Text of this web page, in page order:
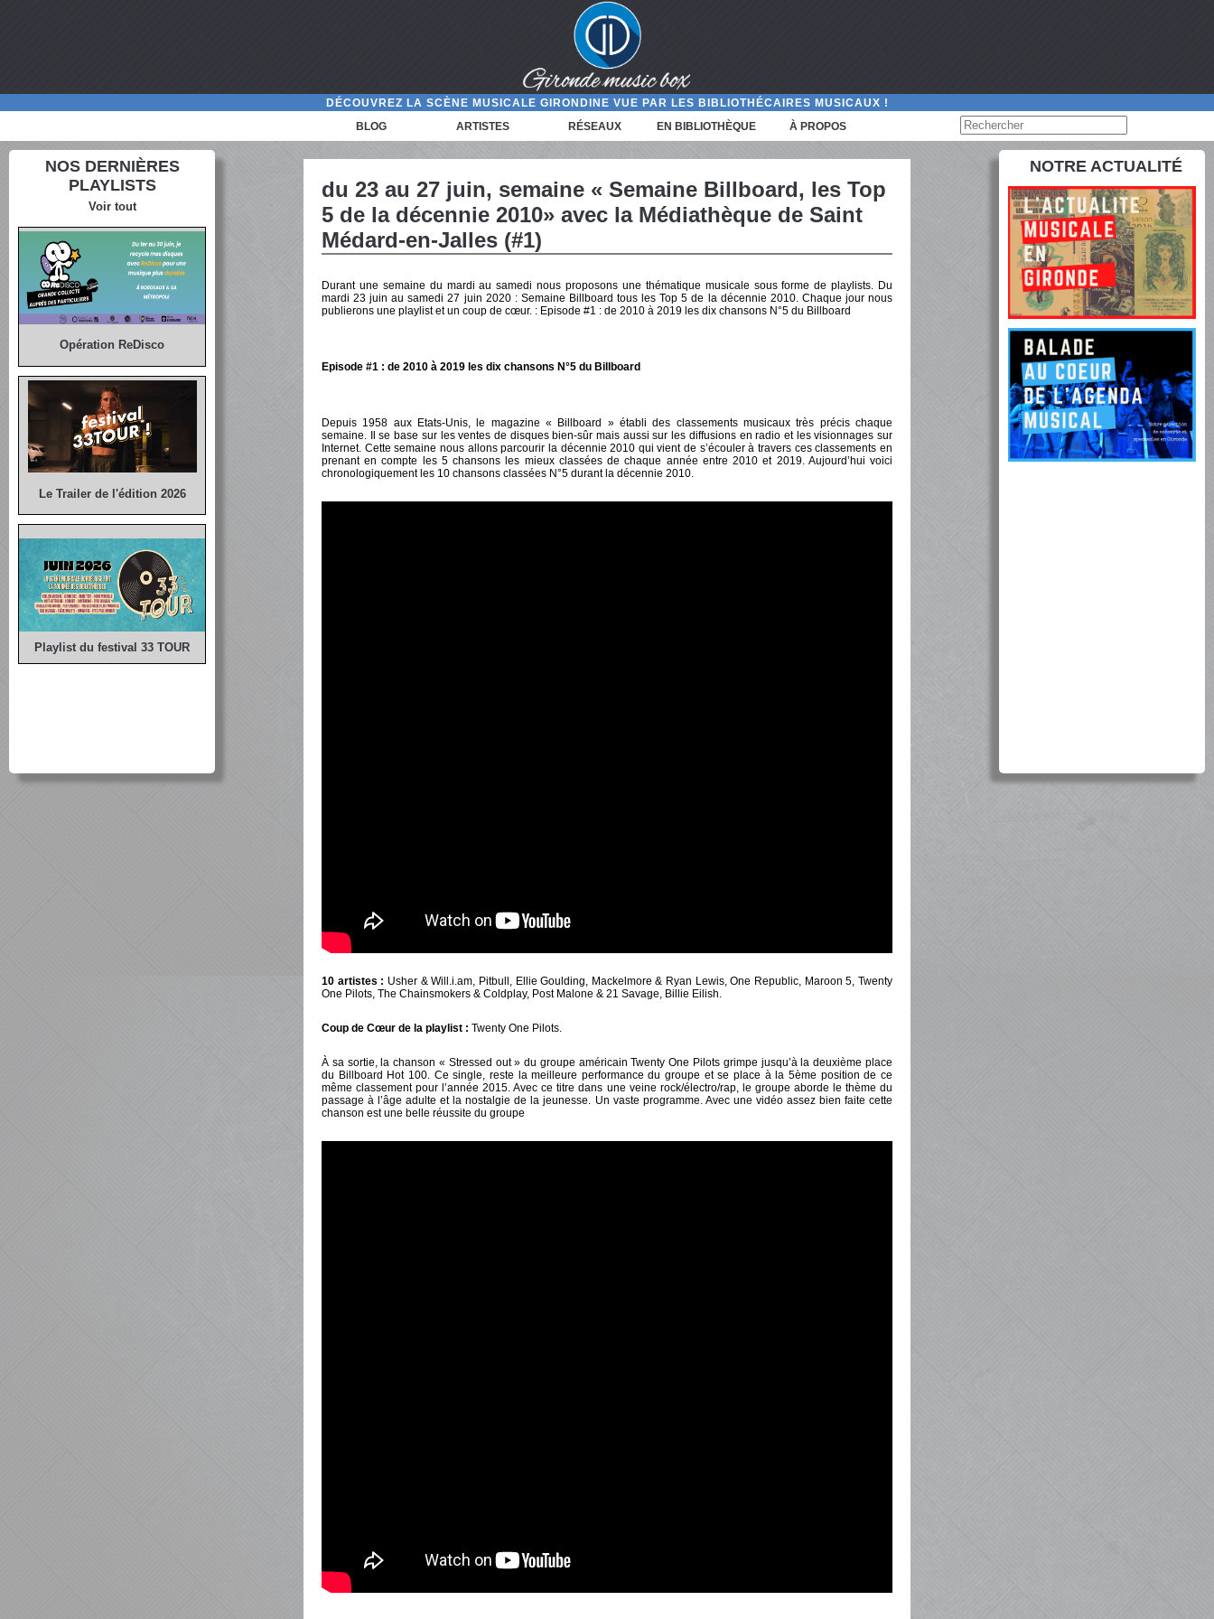
DÉCOUVREZ LA SCÈNE MUSICALE GIRONDINE VUE PAR LES BIBLIOTHÉCAIRES MUSICAUX !
BLOG
ARTISTES RÉSEAUX EN BIBLIOTHÈQUE À PROPOS
NOS DERNIÈRES
PLAYLISTS
Voir tout
Opération ReDisco
Le Trailer de l'édition 2026
Playlist du festival 33 TOUR
du 23 au 27 juin, semaine « Semaine Billboard, les Top
5 de la décennie 2010» avec la Médiathèque de Saint
Médard-en-Jalles (#1)
Durant une semaine du mardi au samedi nous proposons une thématique musicale sous forme de playlists. Du
mardi 23 juin au samedi 27 juin 2020 : Semaine Billboard tous les Top 5 de la décennie 2010. Chaque jour nous
publierons une playlist et un coup de cœur. : Episode #1 : de 2010 à 2019 les dix chansons N°5 du Billboard
Episode #1 : de 2010 à 2019 les dix chansons N°5 du Billboard
Depuis 1958 aux Etats-Unis, le magazine « Billboard » établi des classements musicaux très précis chaque
semaine. Il se base sur les ventes de disques bien-sûr mais aussi sur les diffusions en radio et les visionnages sur
Internet. Cette semaine nous allons parcourir la décennie 2010 qui vient de s’écouler à travers ces classements en
prenant en compte les 5 chansons les mieux classées de chaque année entre 2010 et 2019. Aujourd’hui voici
chronologiquement les 10 chansons classées N°5 durant la décennie 2010.
10 artistes : Usher & Will.i.am, Pitbull, Ellie Goulding, Mackelmore & Ryan Lewis, One Republic, Maroon 5, Twenty
One Pilots, The Chainsmokers & Coldplay, Post Malone & 21 Savage, Billie Eilish.
Coup de Cœur de la playlist : Twenty One Pilots.
À sa sortie, la chanson « Stressed out » du groupe américain Twenty One Pilots grimpe jusqu’à la deuxième place
du Billboard Hot 100. Ce single, reste la meilleure performance du groupe et se place à la 5ème position de ce
même classement pour l’année 2015. Avec ce titre dans une veine rock/électro/rap, le groupe aborde le thème du
passage à l’âge adulte et la nostalgie de la jeunesse. Un vaste programme. Avec une vidéo assez bien faite cette
chanson est une belle réussite du groupe
NOTRE ACTUALITÉ